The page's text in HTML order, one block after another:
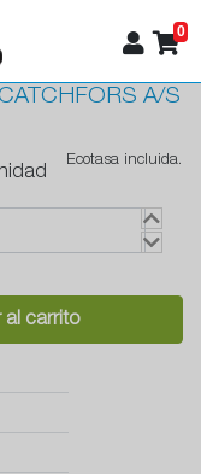
0
A/S
Ecotasa incluida.
al carrito